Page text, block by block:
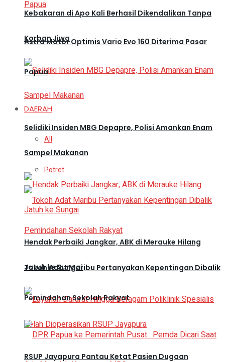
Kebakaran di Apo Kali Berhasil Dikendalikan Tanpa
Korban Jiwa
Selidiki Insiden MBG Depapre, Polisi Amankan Enam
Sampel Makanan
Hendak Perbaiki Jangkar, ABK di Merauke Hilang
Jatuh ke Sungai
RSUP Jayapura Pantau Ketat Pasien Dugaan
Astra Motor Optimis Vario Evo 160 Diterima Pasar
Papua
DAERAH
All
Potret
Tokoh Adat Maribu Pertanyakan Kepentingan Dibalik
Pemindahan Sekolah Rakyat